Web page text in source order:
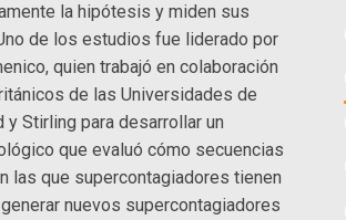
la hipótesis y miden sus
de los estudios fue liderado por
quien trabajó en colaboración
de las Universidades de
y Stirling para desarrollar un
que evaluó cómo secuencias
las que supercontagiadores tienen
nuevos supercontagiadores